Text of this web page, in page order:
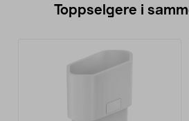
Toppselgere i